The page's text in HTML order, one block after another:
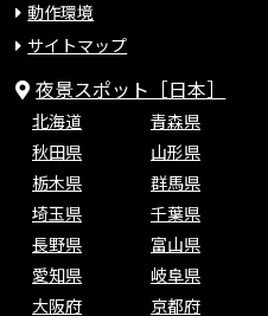
動作環境
サイトマップ
夜景スポット［日本］
北海道 青森県
秋田県
山形県
栃木県
群馬県
埼玉県
千葉県
長野県
富山県
愛知県
岐阜県
大阪府
京都府